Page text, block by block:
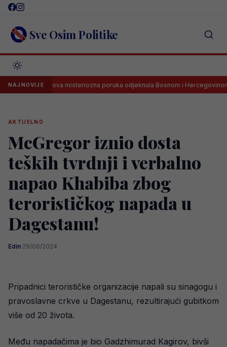
Skip
content Sve Osim Politike
NAJNOVIJEmisteriozna poruka odjeknula Bosnom i Hercegovinom
AKTUELNO
McGregor iznio dosta
teških tvrdnji i verbalno
napao Khabiba zbog
terorističkog napada u
Dagestanu!
Edin·29/06/2024
Pripadnici terorističke organizacije napali su sinagogu i
pravoslavne crkve u Dagestanu, rezultirajući gubitkom
više od 20 života.
Među napadačima je bio Gadzhimurad Kagirov, bivši